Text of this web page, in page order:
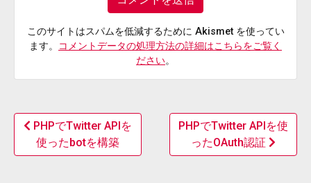
このサイトはスパムを低減するために Akismet を使ってい
ます。
コメントデータの処理方法の詳細はこちらをご覧く
ださい。
PHPでTwitter APIを
使ったbotを構築
PHPでTwitter APIを使
ったOAuth認証